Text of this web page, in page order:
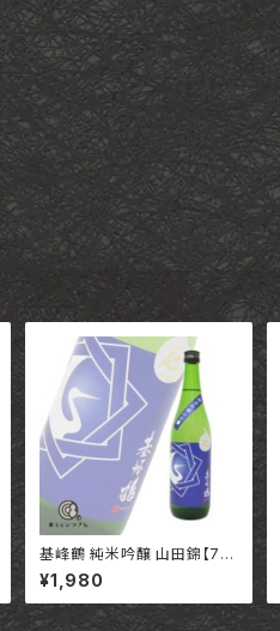
基峰鶴 純米吟醸 山田錦【72
0ml】 / 佐賀 合資会社基山商
店
¥1,980